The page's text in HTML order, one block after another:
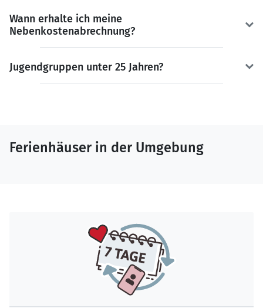
Wann erhalte ich meine
Nebenkostenabrechnung?
Jugendgruppen unter 25 Jahren?
Ferienhäuser in der Umgebung